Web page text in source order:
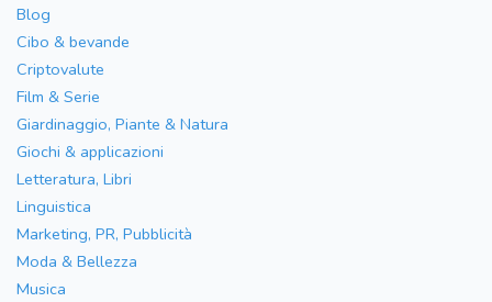
Blog
Cibo & bevande
Criptovalute
Film & Serie
Giardinaggio, Piante & Natura
Giochi & applicazioni
Letteratura, Libri
Linguistica
Marketing, PR, Pubblicità
Moda & Bellezza
Musica